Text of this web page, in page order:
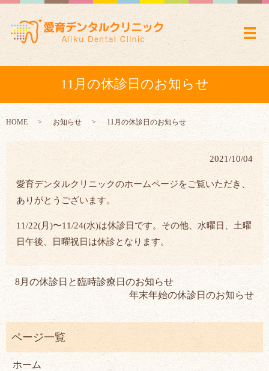
メ
11月の休診日のお知らせ
HOME お知らせ 11月の休診日のお知らせ
2021/10/04
愛育デンタルクリニックのホームページをご覧いただき、
ありがとうございます。
11/22(月)〜11/24(水)は休診日です。その他、水曜日、土曜
日午後、日曜祝日は休診となります。
8月の休診日と臨時診療日のお知らせ
年末年始の休診日のお知らせ
ホーム